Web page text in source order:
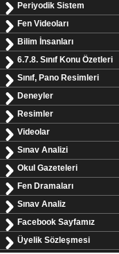
Periyodik Sistem
Fen Videoları
Bilim İnsanları
6.7.8. Sınıf Konu Özetleri
Sınıf, Pano Resimleri
Deneyler
Resimler
Videolar
Sınav Analizi
Okul Gazeteleri
Fen Dramaları
Sınav Analiz
Facebook Sayfamız
Üyelik Sözleşmesi